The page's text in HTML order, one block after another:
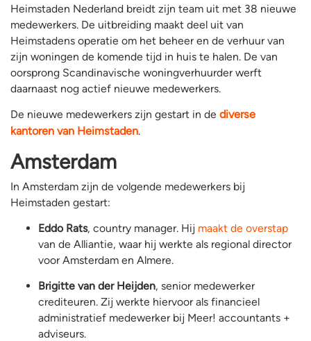
Heimstaden Nederland breidt zijn team uit met 38 nieuwe
medewerkers. De uitbreiding maakt deel uit van
Heimstadens operatie om het beheer en de verhuur van
zijn woningen de komende tijd in huis te halen. De van
oorsprong Scandinavische woningverhuurder werft
daarnaast nog actief nieuwe medewerkers.
De nieuwe medewerkers zijn gestart in de diverse
kantoren van Heimstaden.
Amsterdam
In Amsterdam zijn de volgende medewerkers bij
Heimstaden gestart:
Eddo Rats, country manager. Hij maakt de overstap
van de Alliantie, waar hij werkte als regional director
voor Amsterdam en Almere.
Brigitte van der Heijden, senior medewerker
crediteuren. Zij werkte hiervoor als financieel
administratief medewerker bij Meer! accountants +
adviseurs.